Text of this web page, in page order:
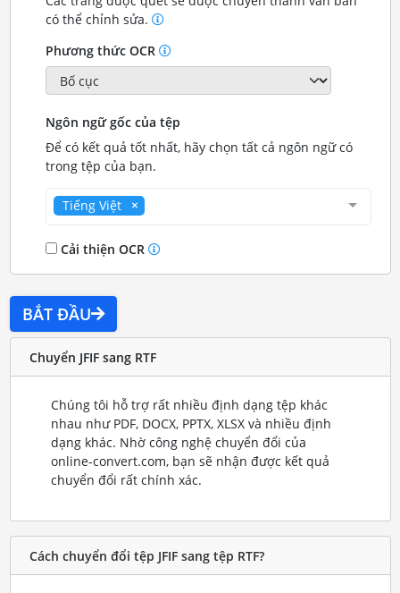
có thể chỉnh sửa.
Phương thức OCR
Ngôn ngữ gốc của tệp
Để có kết quả tốt nhất, hãy chọn tất cả ngôn ngữ có
trong tệp của bạn.
Tiếng Việt
Cải thiện OCR
BẮT ĐẦU
Chuyển JFIF sang RTF
Chúng tôi hỗ trợ rất nhiều định dạng tệp khác
nhau như PDF, DOCX, PPTX, XLSX và nhiều định
dạng khác. Nhờ công nghệ chuyển đổi của
online-convert.com, bạn sẽ nhận được kết quả
chuyển đổi rất chính xác.
Cách chuyển đổi tệp JFIF sang tệp RTF?